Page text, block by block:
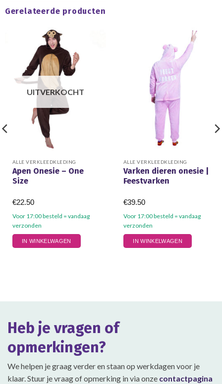
Gerelateerde producten
UITVERKOCHT
ALLE VERKLEEDKLEDING
Apen Onesie – One
Size
Voor 17:00 besteld = vandaag
verzonden
€22.50
IN WINKELWAGEN
ALLE VERKLEEDKLEDING
Varken dieren onesie |
Feestvarken
Voor 17:00 besteld = vandaag
verzonden
€39.50
IN WINKELWAGEN
Dit
product
Heb je vragen of
opmerkingen?
We helpen je graag verder en staan op werkdagen voor je
klaar. Stuur je vraag of opmerking in via onze contactpagina